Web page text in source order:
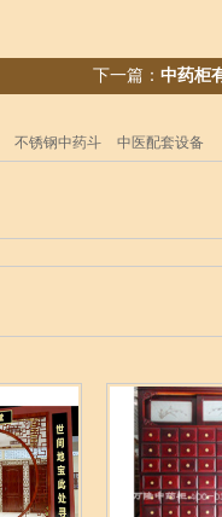
下一篇： 中药柜
不锈钢中药斗 中医配套设备